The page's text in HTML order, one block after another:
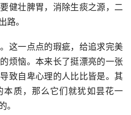
健壮脾胃，消除生痰之源，二
路。
这一点点的瑕疵，给追求完美
烦恼。本来长了挺漂亮的一张
致自卑心理的人比比皆是。其
本质，那么它们就犹如昙花一
。